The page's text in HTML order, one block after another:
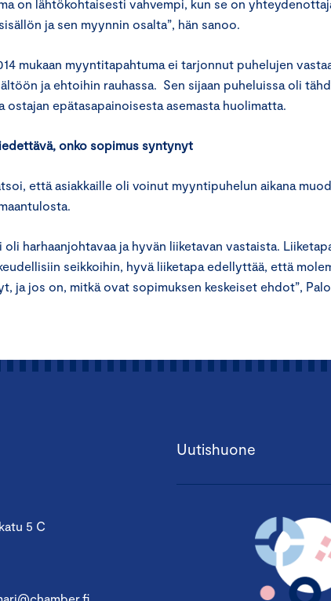
on lähtökohtaisesti vahvempi, kun se on
ja sen myynnin osalta”, hän sanoo.
mukaan myyntitapahtuma ei tarjonnut puhelujen
ja ehtoihin rauhassa. Sen sijaan puheluissa oli
ostajan epätasapainoisesta asemasta huolimatta.
onko sopimus syntynyt
että asiakkaille oli voinut myyntipuhelun aikana
oli harhaanjohtavaa ja hyvän liiketavan vastaista.
seikkoihin, hyvä liiketapa edellyttää, että
ja jos on, mitkä ovat sopimuksen keskeiset ehdot”,
5 C
Uutishuone